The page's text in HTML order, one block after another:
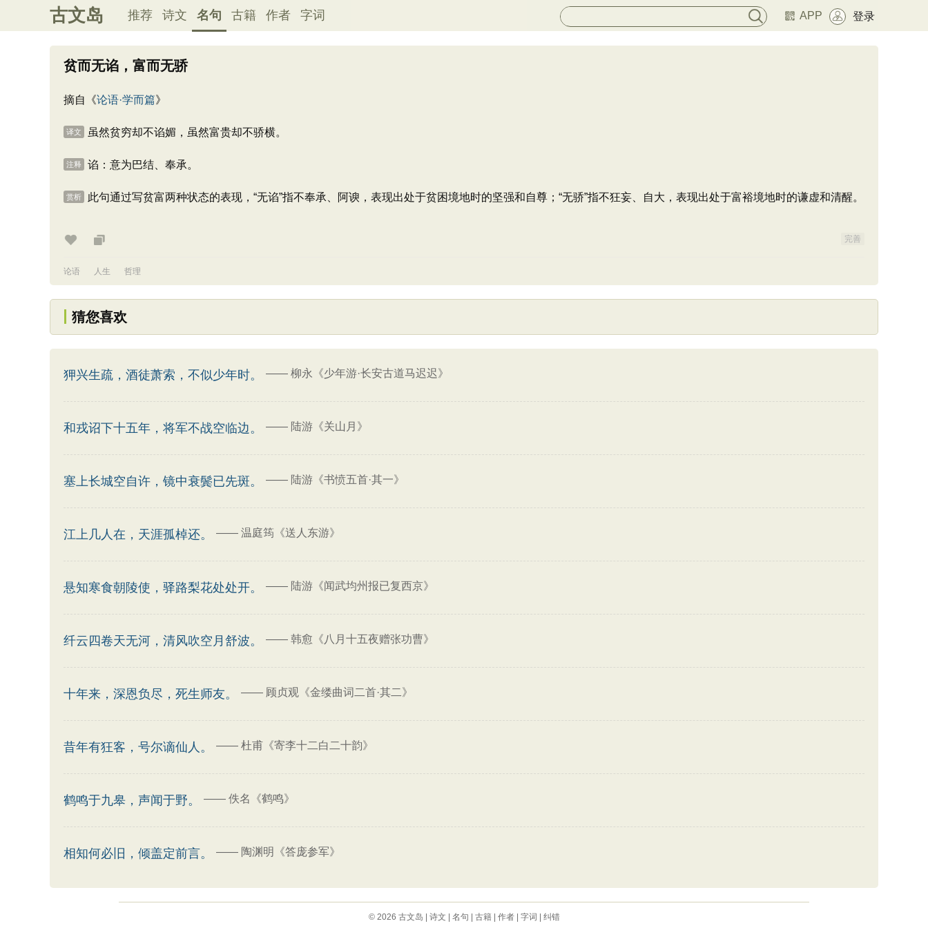
古文岛 推荐 诗文 名句 古籍 作者 字词 APP 登录
贫而无谄，富而无骄
摘自《论语·学而篇》
译文 虽然贫穷却不谄媚，虽然富贵却不骄横。
注释 谄：意为巴结、奉承。
赏析 此句通过写贫富两种状态的表现，“无谄”指不奉承、阿谀，表现出处于贫困境地时的坚强和自尊；“无骄”指不狂妄、自大，表现出处于富裕境地时的谦虚和清醒。
完善
论语 人生 哲理
猜您喜欢
狎兴生疏，酒徒萧索，不似少年时。 —— 柳永《少年游·长安古道马迟迟》
和戎诏下十五年，将军不战空临边。 —— 陆游《关山月》
塞上长城空自许，镜中衰鬓已先斑。 —— 陆游《书愤五首·其一》
江上几人在，天涯孤棹还。 —— 温庭筠《送人东游》
悬知寒食朝陵使，驿路梨花处处开。 —— 陆游《闻武均州报已复西京》
纤云四卷天无河，清风吹空月舒波。 —— 韩愈《八月十五夜赠张功曹》
十年来，深恩负尽，死生师友。 —— 顾贞观《金缕曲词二首·其二》
昔年有狂客，号尔谪仙人。 —— 杜甫《寄李十二白二十韵》
鹤鸣于九皋，声闻于野。 —— 佚名《鹤鸣》
相知何必旧，倾盖定前言。 —— 陶渊明《答庞参军》
© 2026 古文岛 诗文 名句 古籍| 作者| 字词 纠错